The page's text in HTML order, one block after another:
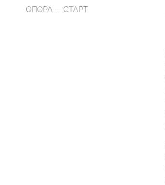
ОПОРА — СТАРТ